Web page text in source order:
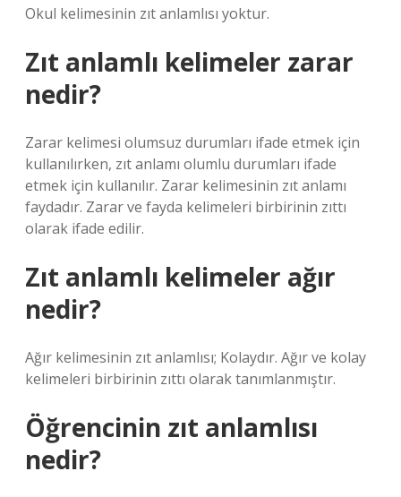
Okul kelimesinin zıt anlamlısı yoktur.
Zıt anlamlı kelimeler zarar
nedir?
Zarar kelimesi olumsuz durumları ifade etmek için
kullanılırken, zıt anlamı olumlu durumları ifade
etmek için kullanılır. Zarar kelimesinin zıt anlamı
faydadır. Zarar ve fayda kelimeleri birbirinin zıttı
olarak ifade edilir.
Zıt anlamlı kelimeler ağır
nedir?
Ağır kelimesinin zıt anlamlısı; Kolaydır. Ağır ve kolay
kelimeleri birbirinin zıttı olarak tanımlanmıştır.
Öğrencinin zıt anlamlısı
nedir?